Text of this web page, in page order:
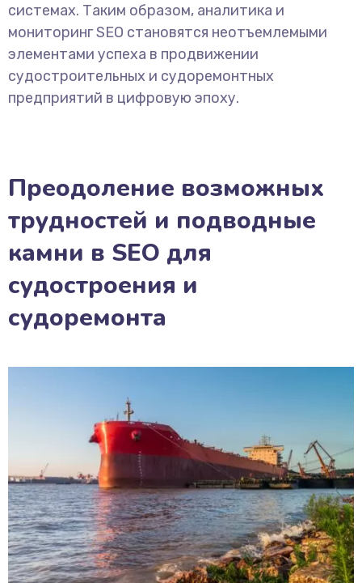
системах. Таким образом, аналитика и
мониторинг SEO становятся неотъемлемыми
элементами успеха в продвижении
судостроительных и судоремонтных
предприятий в цифровую эпоху.
Преодоление возможных
трудностей и подводные
камни в SEO для
судостроения и
судоремонта